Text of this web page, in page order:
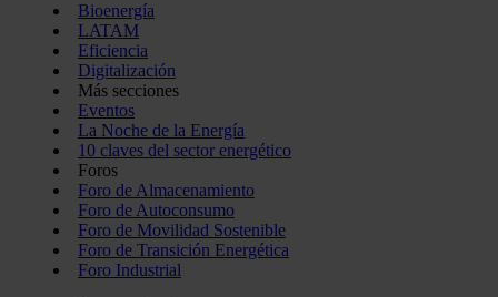
Bioenergía
LATAM
Eficiencia
Digitalización
Más secciones
Eventos
La Noche de la Energía
10 claves del sector energético
Foros
Foro de Almacenamiento
Foro de Autoconsumo
Foro de Movilidad Sostenible
Foro de Transición Energética
Foro Industrial